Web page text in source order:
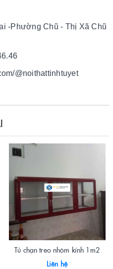
-Phường Chũ - Thị Xã Chũ
@noithattinhtuyet
Tủ chạn treo nhôm kính 1m2
Liên hệ